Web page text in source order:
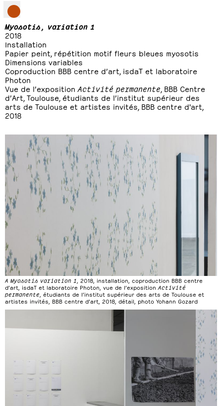
Myosotis, variation 1
2018
Installation
Papier peint, répétition motif fleurs bleues myosotis
Dimensions variables
Coproduction BBB centre d’art, isdaT et laboratoire
Photon
Vue de l’exposition Activité permanente , BBB Centre
d’Art, Toulouse, étudiants de l’institut supérieur des
arts de Toulouse et artistes invités, BBB centre d'art,
2018
A Myosotis variation 1 , 2018, installation, coproduction BBB centre
d’art, isdaT et laboratoire Photon, vue de l’exposition Activité
permanente , étudiants de l’institut supérieur des arts de Toulouse et
artistes invités, BBB centre d’art, 2018, détail, photo Yohann Gozard